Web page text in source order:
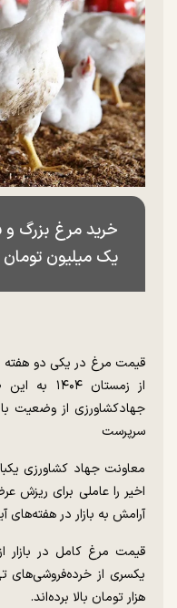
یک میلیون تومان
قیمت مرغ در یکی دو هفته
از
جهادکشاورزی از وضعیت
سرپرست
معاونت جهاد کشاورزی
اخیر را عاملی برای ریزش
آرامش به بازار در هفته‌های
هزار تومان بالا برده‌اند.